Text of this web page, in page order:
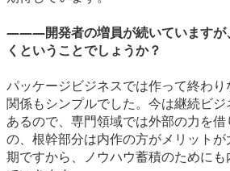
―――開発者の増員が続いていますが
くということでしょうか？
パッケージビジネスでは作って終わ
関係もシンプルでした。今は継続ビ
あるので、専門領域では外部の力を
の、根幹部分は内作の方がメリット
期ですから、ノウハウ蓄積のために